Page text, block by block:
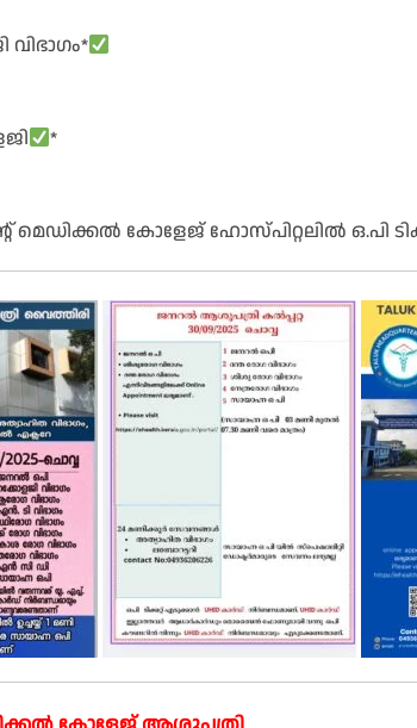
*
മെഡിക്കൽ കോളേജ് ഹോസ്പിറ്റലിൽ ഒ.പി